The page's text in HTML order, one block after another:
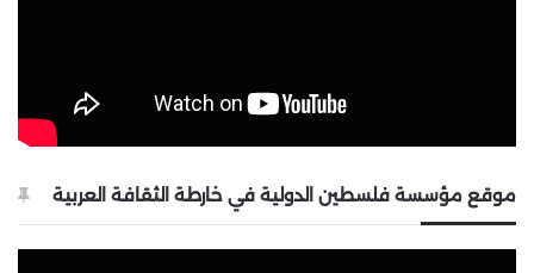
موقع مؤسسة فلسطين الدولية في خارطة الثقافة العربية